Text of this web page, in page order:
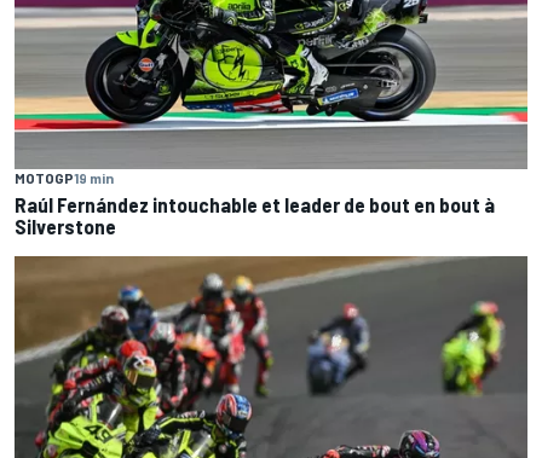
MOTOGP19 min
Raúl Fernández intouchable et leader de bout en bout à
Silverstone